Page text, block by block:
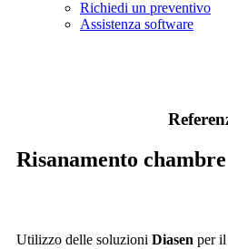
Richiedi un preventivo
Assistenza software
Risanamento
Utilizzo delle soluzioni Diasen per il